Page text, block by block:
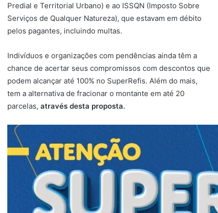
Predial e Territorial Urbano) e ao ISSQN (Imposto Sobre
Serviços de Qualquer Natureza), que estavam em débito
pelos pagantes, incluindo multas.
Indivíduos e organizações com pendências ainda têm a
chance de acertar seus compromissos com descontos que
podem alcançar até 100% no SuperRefis. Além do mais,
tem a alternativa de fracionar o montante em até 20
parcelas, através desta proposta.